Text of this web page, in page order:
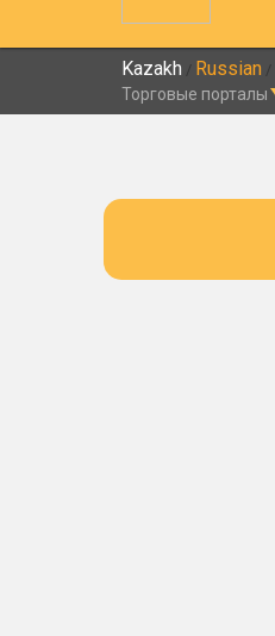
Kazakh / Russian /
Торговые порталы